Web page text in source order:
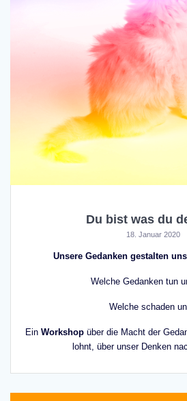
Du bist was du
18. Januar 2020
Unsere Gedanken gestalten
Welche Gedanken tun
Welche schaden
Ein Workshop über die Macht der
lohnt, über unser Denken